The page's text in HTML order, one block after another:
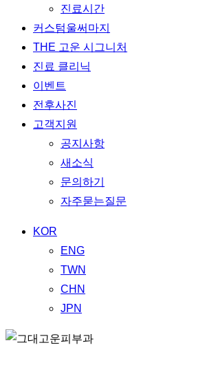
진료시간
커스텀울써마지
THE 고운 시그니처
진료 클리닉
이벤트
전후사진
고객지원
공지사항
새소식
문의하기
자주묻는질문
KOR
ENG
TWN
CHN
JPN